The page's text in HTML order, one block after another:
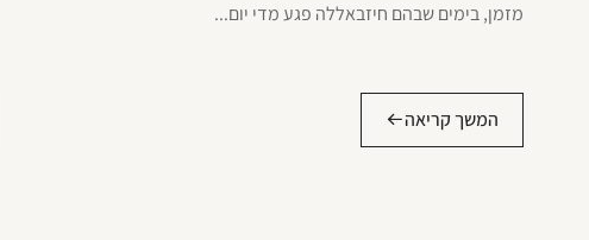
מזמן, בימים שבהם חיזבאללה פגע מדי יום...
המשך קריאה